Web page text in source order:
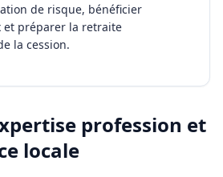
de risque, bénéficier
et préparer la retraite
la cession.
profession et
locale